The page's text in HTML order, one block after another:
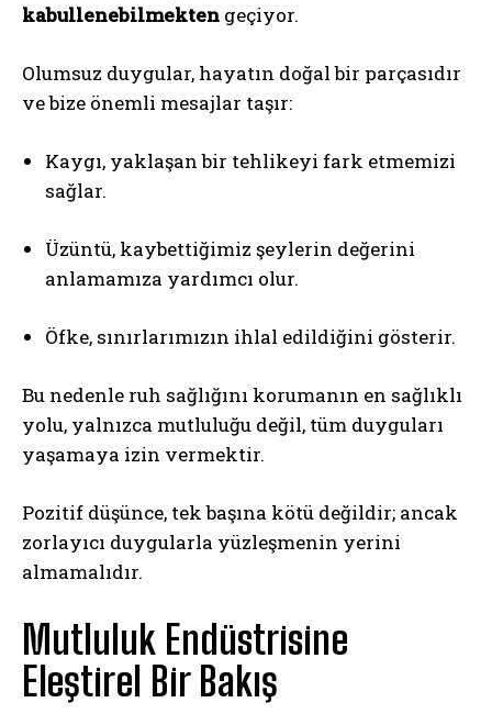
kabullenebilmekten geçiyor.
Olumsuz duygular, hayatın doğal bir parçasıdır
ve bize önemli mesajlar taşır:
Kaygı, yaklaşan bir tehlikeyi fark etmemizi
sağlar.
Üzüntü, kaybettiğimiz şeylerin değerini
anlamamıza yardımcı olur.
Öfke, sınırlarımızın ihlal edildiğini gösterir.
Bu nedenle ruh sağlığını korumanın en sağlıklı
yolu, yalnızca mutluluğu değil, tüm duyguları
yaşamaya izin vermektir.
Pozitif düşünce, tek başına kötü değildir; ancak
zorlayıcı duygularla yüzleşmenin yerini
almamalıdır.
Mutluluk Endüstrisine
Eleştirel Bir Bakış